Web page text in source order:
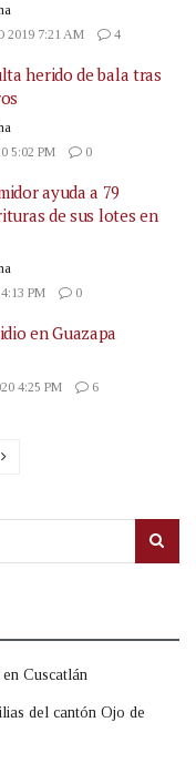
2019 7:21 AM
4
herido de bala tras
5:02 PM
0
ayuda a 79
de sus lotes en
PM
0
en Guazapa
4:25 PM
6
Cuscatlán
del cantón Ojo de